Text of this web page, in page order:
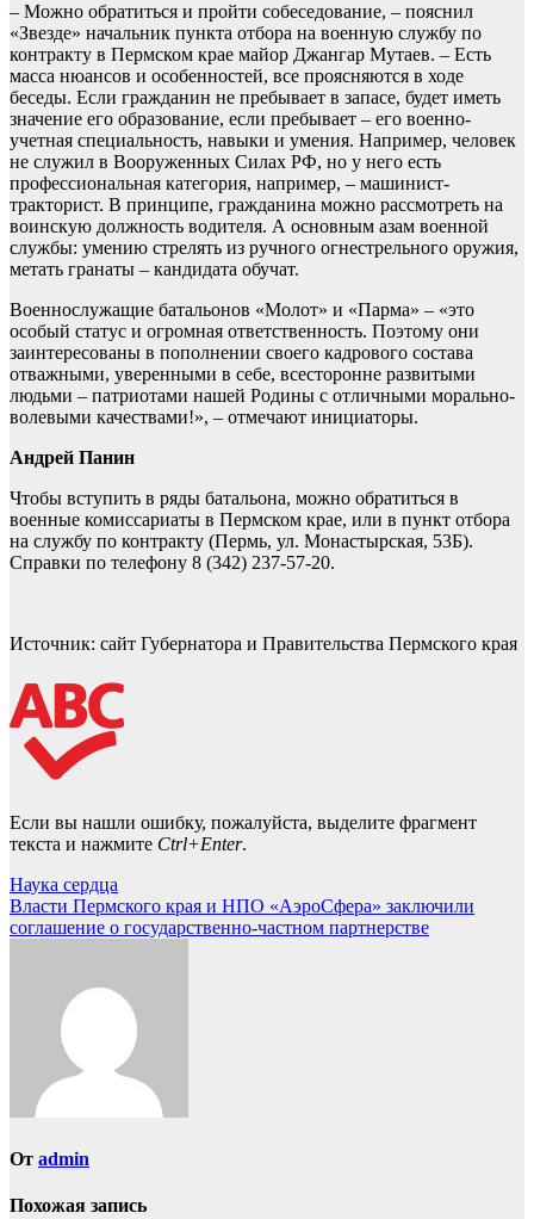
– Можно обратиться и пройти собеседование, – пояснил
«Звезде» начальник пункта отбора на военную службу по
контракту в Пермском крае майор Джангар Мутаев. – Есть
масса нюансов и особенностей, все проясняются в ходе
беседы. Если гражданин не пребывает в запасе, будет иметь
значение его образование, если пребывает – его военно-
учетная специальность, навыки и умения. Например, человек
не служил в Вооруженных Силах РФ, но у него есть
профессиональная категория, например, – машинист-
тракторист. В принципе, гражданина можно рассмотреть на
воинскую должность водителя. А основным азам военной
службы: умению стрелять из ручного огнестрельного оружия,
метать гранаты – кандидата обучат.
Военнослужащие батальонов «Молот» и «Парма» – «это
особый статус и огромная ответственность. Поэтому они
заинтересованы в пополнении своего кад­рового состава
отважными, уверенными в себе, всесторонне развитыми
людьми – патриотами нашей Родины с отличными морально-
волевыми качествами!», – отмечают инициаторы.
Андрей Панин
Чтобы вступить в ряды батальона, можно обратиться в
военные комиссариаты в Пермском крае, или в пункт отбора
на службу по контракту (Пермь, ул. Монастырская, 53Б).
Справки по телефону 8 (342) 237-57-20.
Источник: сайт Губернатора и Правительства Пермского края
Если вы нашли ошибку, пожалуйста, выделите фрагмент
текста и нажмите Ctrl+Enter.
Навигация
по
Наука сердца
Власти Пермского края и НПО «АэроСфера» заключили
соглашение о государственно-частном партнерстве
От admin
Похожая запись